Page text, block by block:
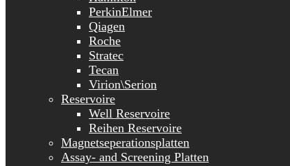
PerkinElmer
Qiagen
Roche
Stratec
Tecan
Virion\Serion
Reservoire
Well Reservoire
Reihen Reservoire
Magnetseperationsplatten
Assay- and Screening Platten